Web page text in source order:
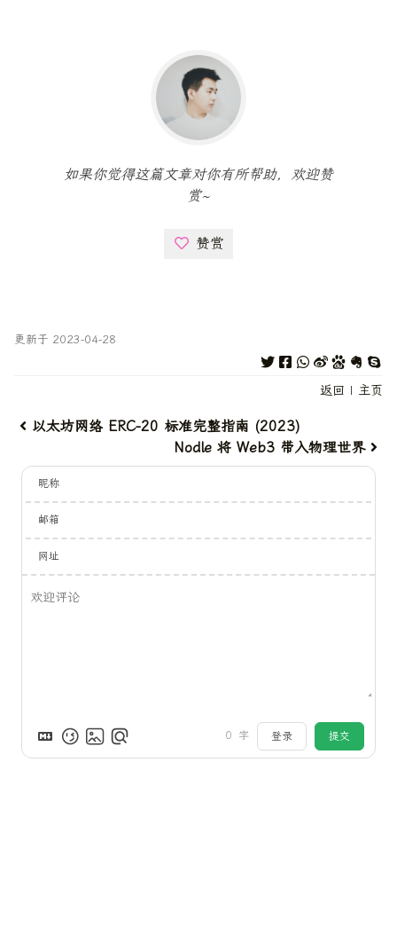
如果你觉得这篇文章对你有所帮助，欢迎赞
赏~
赞赏
更新于 2023-04-28
返回 | 主页
以太坊网络 ERC-20 标准完整指南 (2023)
Nodle 将 Web3 带入物理世界
昵称
邮箱
网址
0 字 登录 提交